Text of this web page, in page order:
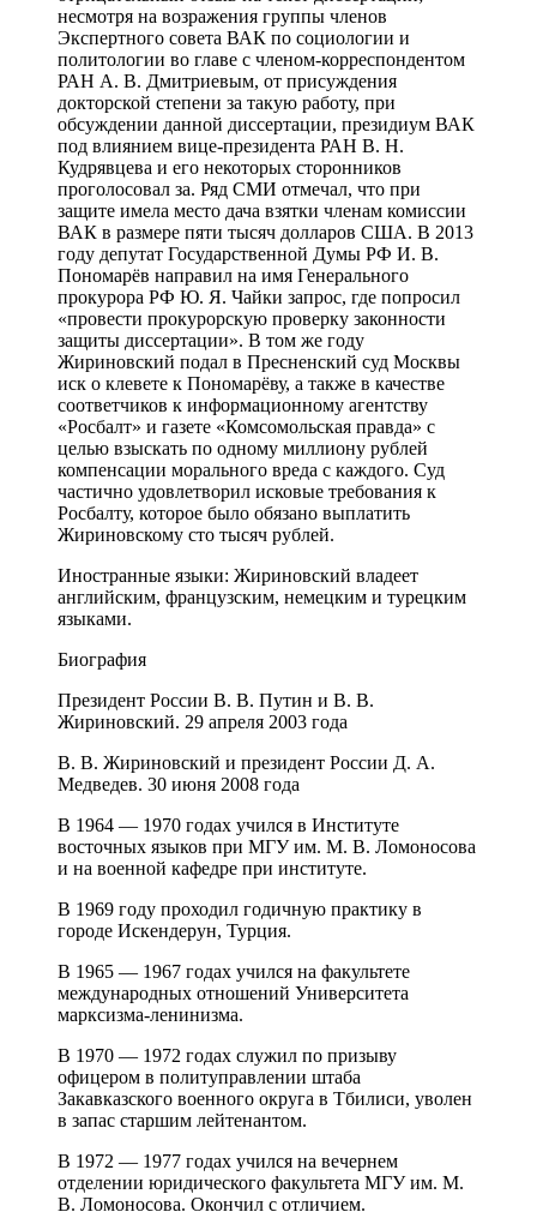
несмотря на возражения группы членов
Экспертного совета ВАК по социологии и
политологии во главе с членом-корреспондентом
РАН А. В. Дмитриевым, от присуждения
докторской степени за такую работу, при
обсуждении данной диссертации, президиум ВАК
под влиянием вице-президента РАН В. Н.
Кудрявцева и его некоторых сторонников
проголосовал за. Ряд СМИ отмечал, что при
защите имела место дача взятки членам комиссии
ВАК в размере пяти тысяч долларов США. В 2013
году депутат Государственной Думы РФ И. В.
Пономарёв направил на имя Генерального
прокурора РФ Ю. Я. Чайки запрос, где попросил
«провести прокурорскую проверку законности
защиты диссертации». В том же году
Жириновский подал в Пресненский суд Москвы
иск о клевете к Пономарёву, а также в качестве
соответчиков к информационному агентству
«Росбалт» и газете «Комсомольская правда» с
целью взыскать по одному миллиону рублей
компенсации морального вреда с каждого. Суд
частично удовлетворил исковые требования к
Росбалту, которое было обязано выплатить
Жириновскому сто тысяч рублей.
Иностранные языки: Жириновский владеет
английским, французским, немецким и турецким
языками.
Биография
Президент России В. В. Путин и В. В.
Жириновский. 29 апреля 2003 года
В. В. Жириновский и президент России Д. А.
Медведев. 30 июня 2008 года
В 1964 — 1970 годах учился в Институте
восточных языков при МГУ им. М. В. Ломоносова
и на военной кафедре при институте.
В 1969 году проходил годичную практику в
городе Искендерун, Турция.
В 1965 — 1967 годах учился на факультете
международных отношений Университета
марксизма-ленинизма.
В 1970 — 1972 годах служил по призыву
офицером в политуправлении штаба
Закавказского военного округа в Тбилиси, уволен
в запас старшим лейтенантом.
В 1972 — 1977 годах учился на вечернем
отделении юридического факультета МГУ им. М.
В. Ломоносова. Окончил с отличием.